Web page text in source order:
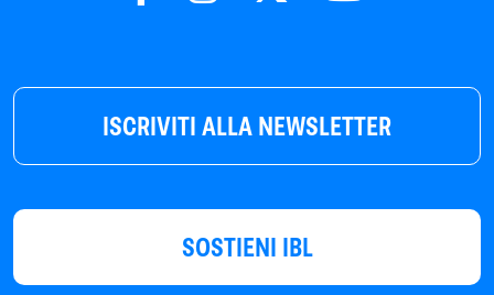
ISCRIVITI ALLA NEWSLETTER
SOSTIENI IBL